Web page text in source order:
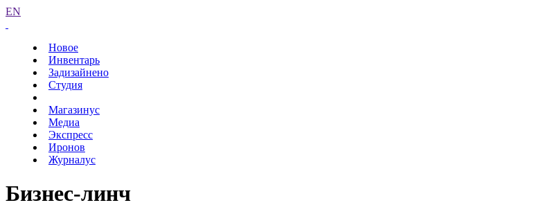
EN
Новое
Инвентарь
Задизайнено
Студия
Магазинус
Медиа
Экспресс
Иронов
Журналус
Бизнес-линч